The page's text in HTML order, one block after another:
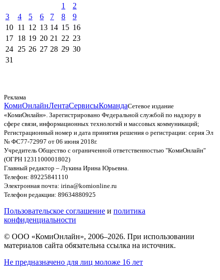
1
2
3
4 5 6 7 8
9
10 11 12 13 14 15 16
17 18 19 20 21 22 23
24 25 26 27 28 29 30
31
Реклама
КомиОнлайнЛентаСервисыКомандаСетевое издание
«КомиОнлайн». Зарегистрировано Федеральной службой по надзору в
сфере связи, информационных технологий и массовых коммуникаций;
Регистрационный номер и дата принятия решения о регистрации: серия Эл
№ ФС77-72997 от 06 июня 2018г.
Учредитель Общество с ограниченной ответственностью "КомиОнлайн"
(ОГРН 1231100001802)
Главный редактор – Лукина Ирина Юрьевна.
Телефон: 89225841110
Электронная почта: irina@komionline.ru
Телефон редакции: 89634880925
Пользовательское соглашение и политика
конфиденциальности
© ООО «КомиОнлайн», 2006–2026. При использовании
материалов сайта обязательна ссылка на источник.
Не предназначено для лиц моложе 16 лет